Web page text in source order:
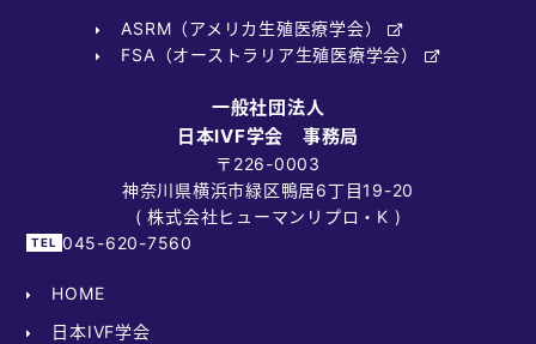
ASRM（アメリカ生殖医療学会）
FSA（オーストラリア生殖医療学会）
一般社団法人
日本IVF学会 事務局
〒226-0003
神奈川県横浜市緑区鴨居6丁目19-20
( 株式会社ヒューマンリプロ・K )
045-620-7560
HOME
日本IVF学会